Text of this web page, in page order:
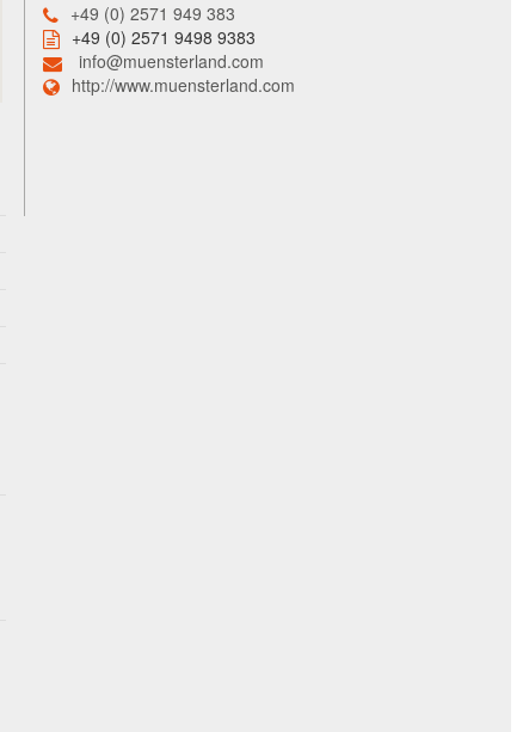
+49 (0) 2571 949 383
+49 (0) 2571 9498 9383
info@muensterland.com
http://www.muensterland.com